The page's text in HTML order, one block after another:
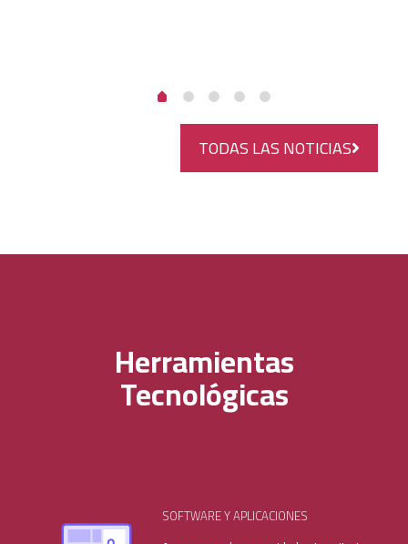
TODAS LAS NOTICIAS
Herramientas
Tecnológicas
SOFTWARE Y APLICACIONES